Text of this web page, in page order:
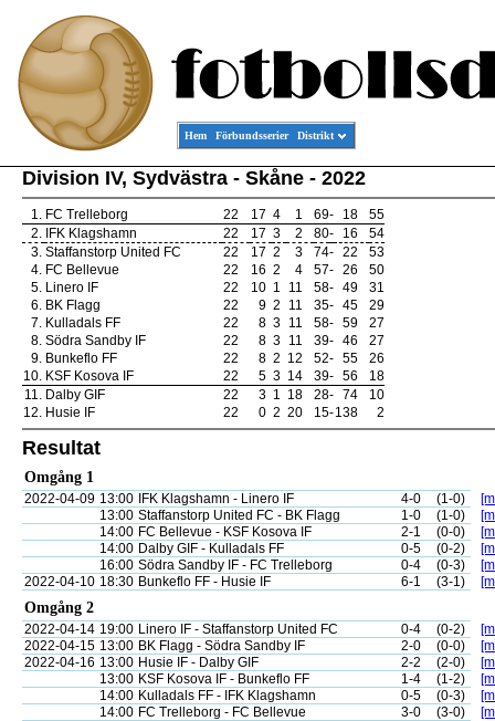
Hem Förbundsserier Distrikt
Division IV, Sydvästra - Skåne - 2022
1. FC Trelleborg 22 17 4 1 69- 18
55
2. IFK Klagshamn 22 17 3 2 80- 16
54
3. Staffanstorp United FC 22 17 2 3 74- 22
53
4. FC Bellevue 22 16 2 4 57- 26
50
5. Linero IF 22 10 1 11 58- 49
31
6. BK Flagg 22 9 2 11 35- 45
29
7. Kulladals FF 22 8 3 11 58- 59
27
8. Södra Sandby IF 22 8 3 11 39- 46
27
9. Bunkeflo FF 22 8 2 12 52- 55
26
10. KSF Kosova IF 22 5 3 14 39- 56
18
11. Dalby GIF 22 3 1 18 28- 74
10
12. Husie IF 22 0 2 20 15-138 2
Resultat
Omgång 1
2022-04-09 13:00 IFK Klagshamn - Linero IF 4-0 (1-0)
13:00 Staffanstorp United FC - BK Flagg 1-0 (1-0)
14:00 FC Bellevue - KSF Kosova IF 2-1 (0-0)
14:00 Dalby GIF - Kulladals FF 0-5 (0-2)
16:00 Södra Sandby IF - FC Trelleborg 0-4 (0-3)
2022-04-10 18:30 Bunkeflo FF - Husie IF 6-1 (3-1)
Omgång 2
2022-04-14 19:00 Linero IF - Staffanstorp United FC 0-4 (0-2)
2022-04-15 13:00 BK Flagg - Södra Sandby IF 2-0 (0-0)
2022-04-16 13:00 Husie IF - Dalby GIF 2-2 (2-0)
13:00 KSF Kosova IF - Bunkeflo FF 1-4 (1-2)
14:00 Kulladals FF - IFK Klagshamn 0-5 (0-3)
14:00 FC Trelleborg - FC Bellevue 3-0 (3-0)